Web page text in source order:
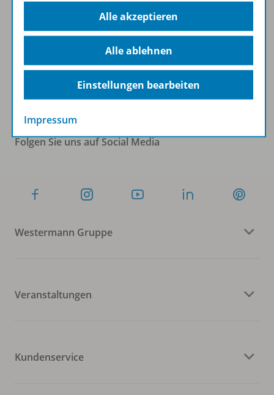
Zum Newsletter anmelden
Folgen Sie uns auf Social Media
Westermann Gruppe
Veranstaltungen
Kundenservice
Alle akzeptieren
Alle ablehnen
Einstellungen bearbeiten
Impressum